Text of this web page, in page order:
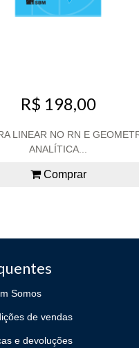
R$ 198,00
LINEAR NO RN E
ANALÍTICA...
Comprar
Somos
de vendas
e devoluções